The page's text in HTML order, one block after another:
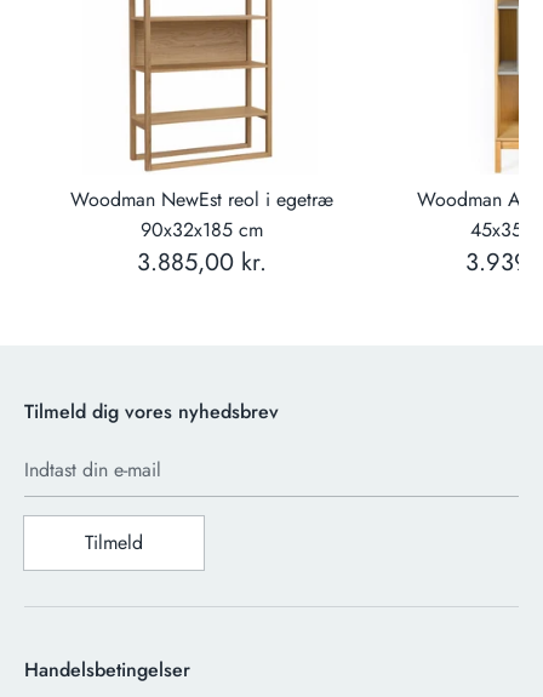
Woodman NewEst reol i egetræ
90x32x185 cm
3.885,00 kr.
Woodman
Tilmeld dig vores nyhedsbrev
Indtast din e-mail
Tilmeld
Handelsbetingelser